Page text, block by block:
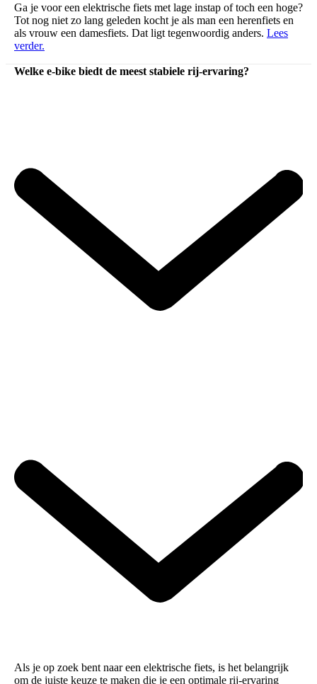
Ga je voor een elektrische fiets met lage instap of toch een hoge?
Tot nog niet zo lang geleden kocht je als man een herenfiets en
als vrouw een damesfiets. Dat ligt tegenwoordig anders. Lees
verder.
Welke e-bike biedt de meest stabiele rij-ervaring?
Als je op zoek bent naar een elektrische fiets, is het belangrijk
om de juiste keuze te maken die je een optimale rij-ervaring